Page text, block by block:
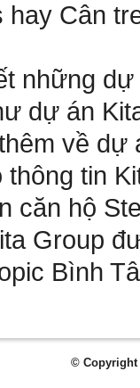
hay Cân
những dự
dự án
về dự
thông tin
căn hộ
Group
Bình
© Copyright